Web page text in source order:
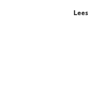
Holland